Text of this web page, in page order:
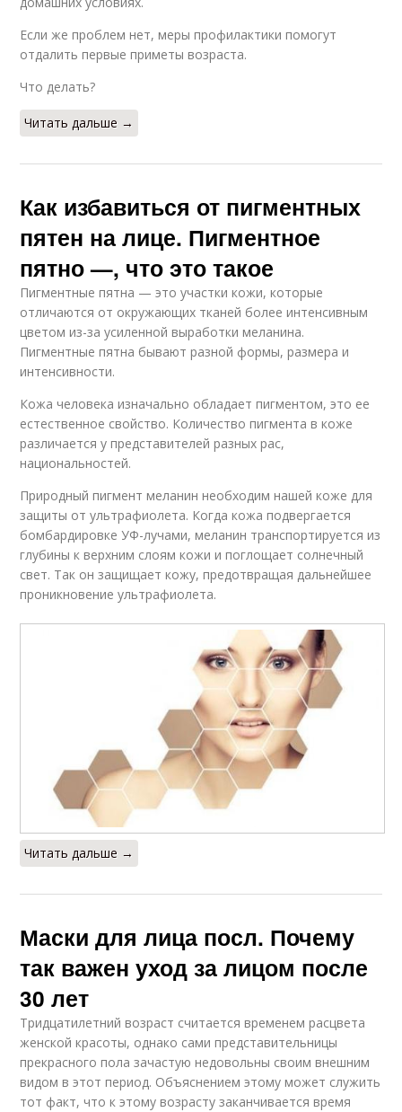
Если же проблем нет, меры профилактики помогут
отдалить первые приметы возраста.
Что делать?
Читать дальше →
Как избавиться от пигментных
пятен на лице. Пигментное
пятно —, что это такое
Пигментные пятна — это участки кожи, которые
отличаются от окружающих тканей более интенсивным
цветом из-за усиленной выработки меланина.
Пигментные пятна бывают разной формы, размера и
интенсивности.
Кожа человека изначально обладает пигментом, это ее
естественное свойство. Количество пигмента в коже
различается у представителей разных рас,
национальностей.
Природный пигмент меланин необходим нашей коже для
защиты от ультрафиолета. Когда кожа подвергается
бомбардировке УФ-лучами, меланин транспортируется из
глубины к верхним слоям кожи и поглощает солнечный
свет. Так он защищает кожу, предотвращая дальнейшее
проникновение ультрафиолета.
Читать дальше →
Маски для лица посл. Почему
так важен уход за лицом после
30 лет
Тридцатилетний возраст считается временем расцвета
женской красоты, однако сами представительницы
прекрасного пола зачастую недовольны своим внешним
видом в этот период. Объяснением этому может служить
тот факт, что к этому возрасту заканчивается время